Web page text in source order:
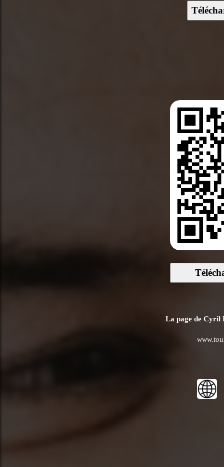
La page de Cyril